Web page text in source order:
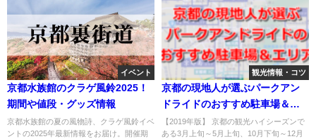
イベント
京都水族館のクラゲ風鈴2025！
期間や値段・グッズ情報
京都水族館の夏の風物詩、クラゲ風鈴イベ
ントの2025年最新情報をお届け。開催期
観光情報・コツ
京都の現地人が選ぶパークアン
ドライドのおすすめ駐車場＆エ
リア
【2019年版】 京都の観光ハイシーズンで
ある3月上旬～5月上旬、10月下旬～12月